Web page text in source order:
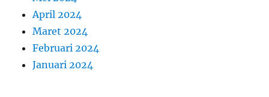
April 2024
Maret 2024
Februari 2024
Januari 2024